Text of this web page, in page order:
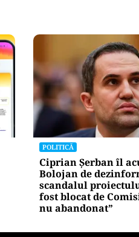
POLITICĂ
Ciprian Șerban îl
Bolojan de
scandalul
fost blocat de
nu abandonat”